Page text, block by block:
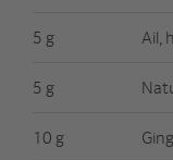
5 g Ail,
5 g
10 g